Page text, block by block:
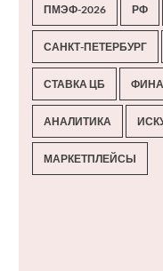
ПМЭФ-2026 РФ
САНКТ-ПЕТЕРБУРГ
СТАВКА ЦБ
АНАЛИТИКА
МАРКЕТПЛЕЙСЫ